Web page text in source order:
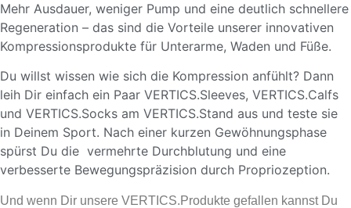
Mehr Ausdauer, weniger Pump und eine deutlich schnellere
Regeneration – das sind die Vorteile unserer innovativen
Kompressionsprodukte für Unterarme, Waden und Füße.
Du willst wissen wie sich die Kompression anfühlt? Dann
leih Dir einfach ein Paar VERTICS.Sleeves, VERTICS.Calfs
und VERTICS.Socks am VERTICS.Stand aus und teste sie
in Deinem Sport. Nach einer kurzen Gewöhnungsphase
spürst Du die vermehrte Durchblutung und eine
verbesserte Bewegungspräzision durch Propriozeption.
Und wenn Dir unsere VERTICS.Produkte gefallen kannst Du